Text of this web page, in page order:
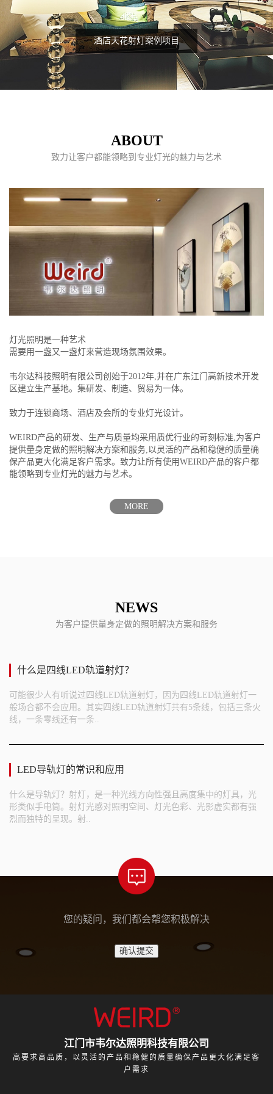
客厅筒灯
ABOUT
致力让客户都能领略到专业灯光的魅力与艺术
灯光照明是一种艺术
需要用一盏又一盏灯来营造现场氛围效果。
韦尔达科技照明有限公司创始于2012年,并在广东江门高新技术开发
区建立生产基地。集研发、制造、贸易为一体。
致力于连锁商场、酒店及会所的专业灯光设计。
WEIRD产品的研发、生产与质量均采用质优行业的苛刻标准,为客户
提供量身定做的照明解决方案和服务,以灵活的产品和稳健的质量确
保产品更大化满足客户需求。致力让所有使用WEIRD产品的客户都
能领略到专业灯光的魅力与艺术。
MORE
NEWS
为客户提供量身定做的照明解决方案和服务
什么是四线LED轨道射灯？
可能很少人有听说过四线LED轨道射灯，因为四线LED轨道射灯一
般场合都不会应用。其实四线LED轨道射灯共有5条线，包括三条火
线，一条零线还有一条..
LED导轨灯的常识和应用
什么是导轨灯？射灯，是一种光线方向性强且高度集中的灯具，光
形类似手电筒。射灯光感对照明空间、灯光色彩、光影虚实都有强
烈而独特的呈现。射..
您的疑问，我们都会帮您积极解决
江门市韦尔达照明科技有限公司
高要求高品质，以灵活的产品和稳健的质量确保产品更大化满足客
户需求